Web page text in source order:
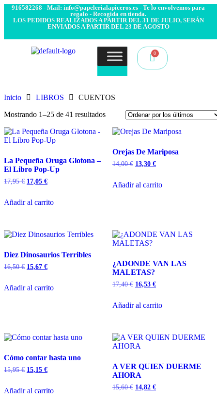
916582268 - Mail: info@papelerialapiceros.es - Te lo envolvemos para
regalo - Recogida en tienda.
LOS PEDIDOS REALIZADOS A PARTIR DEL 31 DE JULIO, SERÁN
ENVIADOS A PARTIR DEL 23 DE AGOSTO
Inicio LIBROS CUENTOS
Mostrando 1–25 de 41 resultados
La Pequeña Oruga Glotona –
El Libro Pop-Up
17,95€ 17,05 €
Añadir al carrito
Orejas De Mariposa
14,00€ 13,30 €
Añadir al carrito
Diez Dinosaurios Terribles
16,50€ 15,67 €
Añadir al carrito
¿ADONDE VAN LAS
MALETAS?
17,40€ 16,53 €
Añadir al carrito
Cómo contar hasta uno
15,95€ 15,15 €
Añadir al carrito
A VER QUIEN DUERME
AHORA
15,60€ 14,82 €